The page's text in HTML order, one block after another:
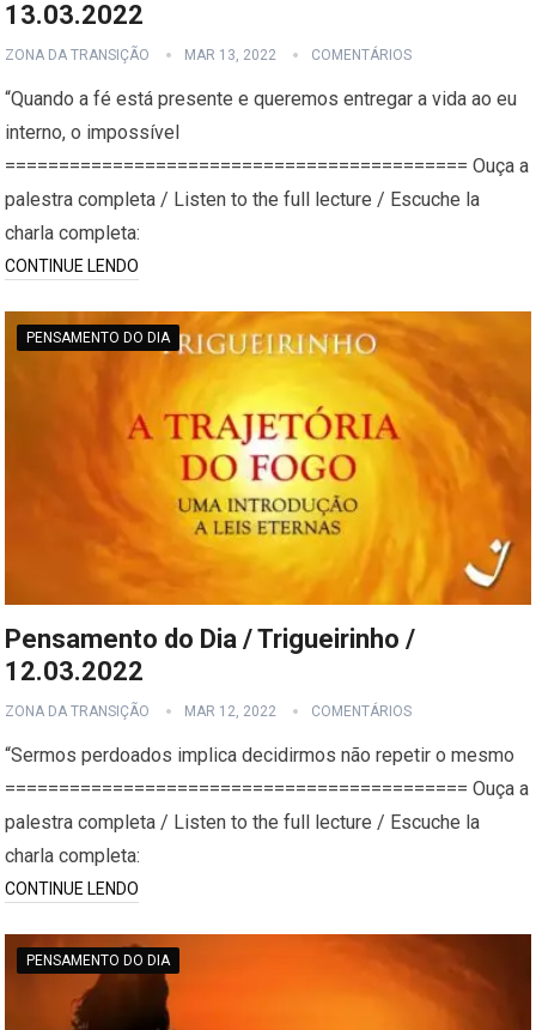
13.03.2022
ZONA DA TRANSIÇÃO MAR 13, 2022 COMENTÁRIOS
“Quando a fé está presente e queremos entregar a vida ao eu
interno, o impossível
=========================================== Ouça a
palestra completa / Listen to the full lecture / Escuche la
charla completa:
CONTINUE LENDO
PENSAMENTO DO DIA
Pensamento do Dia / Trigueirinho /
12.03.2022
ZONA DA TRANSIÇÃO MAR 12, 2022 COMENTÁRIOS
“Sermos perdoados implica decidirmos não repetir o mesmo
=========================================== Ouça a
palestra completa / Listen to the full lecture / Escuche la
charla completa:
CONTINUE LENDO
PENSAMENTO DO DIA